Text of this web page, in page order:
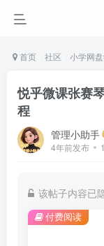
首页 社区 小学网
悦乎微课张赛
程
管理小助手
4年前发布
该帖子内容已
付费阅读